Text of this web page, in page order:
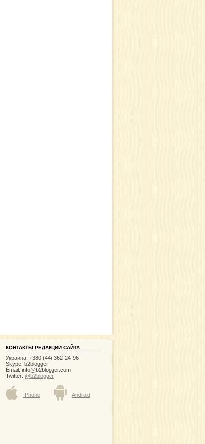
КОНТАКТЫ РЕДАКЦИИ САЙТА
Украина: +380 (44) 362-24-96
Skype: b2blogger
Email: info@b2blogger.com
Twitter: @b2blogger
IPhone Android